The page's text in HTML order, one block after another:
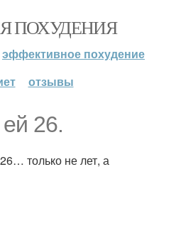
ПОХУДЕНИЯ
эффективное похудение
отзывы
26.
только не лет, а